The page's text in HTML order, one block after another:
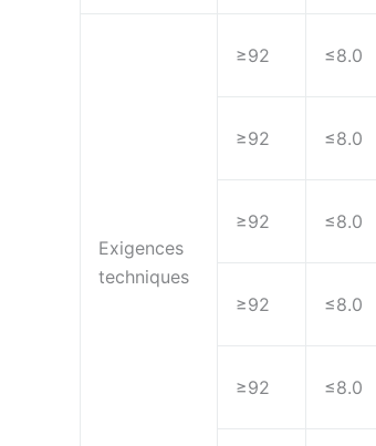
Exigences
techniques
≥92 ≤8.0
≥92 ≤8.0
≥92 ≤8.0
≥92 ≤8.0
≥92 ≤8.0